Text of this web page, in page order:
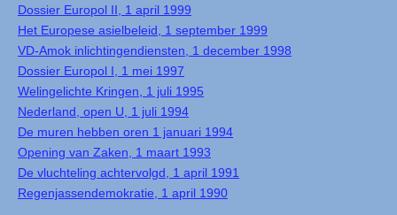
Dossier Europol II, 1 april 1999
Het Europese asielbeleid, 1 september 1999
VD-Amok inlichtingendiensten, 1 december 1998
Dossier Europol I, 1 mei 1997
Welingelichte Kringen, 1 juli 1995
Nederland, open U, 1 juli 1994
De muren hebben oren 1 januari 1994
Opening van Zaken, 1 maart 1993
De vluchteling achtervolgd, 1 april 1991
Regenjassendemokratie, 1 april 1990